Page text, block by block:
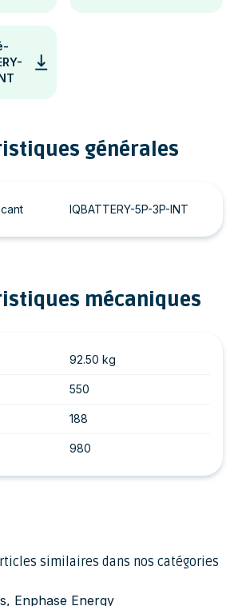
générales
IQBATTERY-5P-3P-INT
mécaniques
92.50 kg
550
188
980
similaires dans nos catégories
, Enphase Energy